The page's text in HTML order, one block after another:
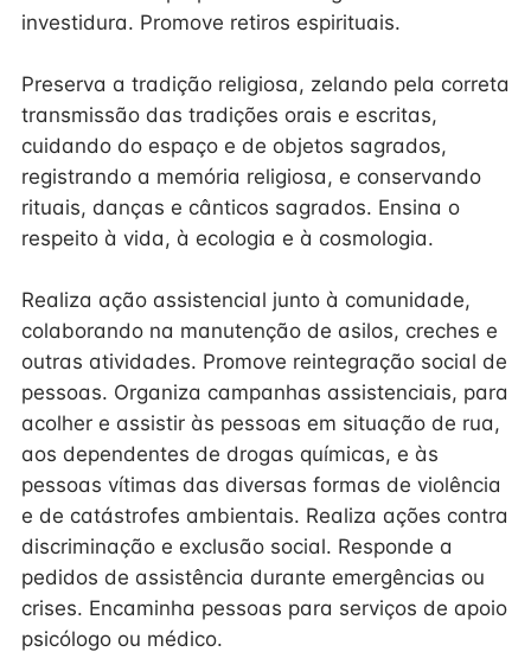
investidura. Promove retiros espirituais.
Preserva a tradição religiosa, zelando pela correta
transmissão das tradições orais e escritas,
cuidando do espaço e de objetos sagrados,
registrando a memória religiosa, e conservando
rituais, danças e cânticos sagrados. Ensina o
respeito à vida, à ecologia e à cosmologia.
Realiza ação assistencial junto à comunidade,
colaborando na manutenção de asilos, creches e
outras atividades. Promove reintegração social de
pessoas. Organiza campanhas assistenciais, para
acolher e assistir às pessoas em situação de rua,
aos dependentes de drogas químicas, e às
pessoas vítimas das diversas formas de violência
e de catástrofes ambientais. Realiza ações contra
discriminação e exclusão social. Responde a
pedidos de assistência durante emergências ou
crises. Encaminha pessoas para serviços de apoio
psicólogo ou médico.